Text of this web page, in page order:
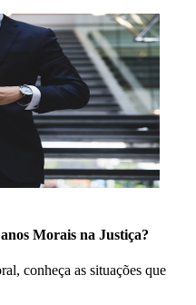
Morais na Justiça?
conheça as situações que